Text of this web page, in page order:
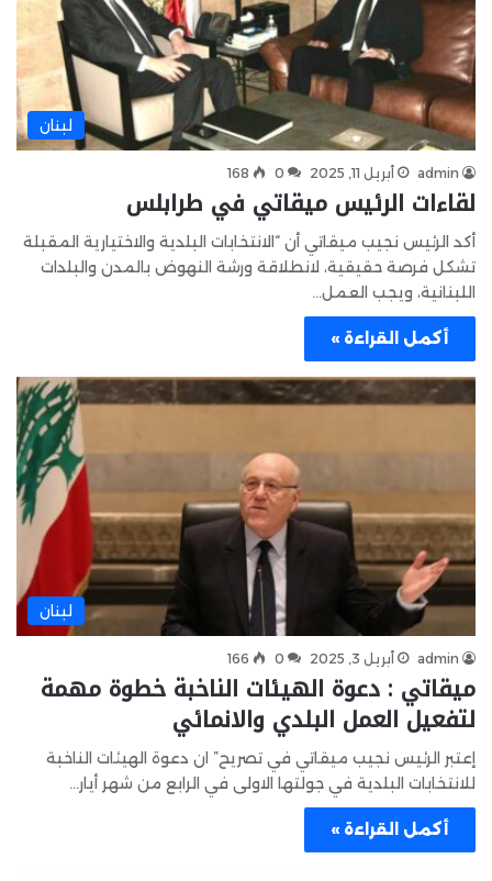
لبنان
admin أبريل 11, 2025 0
168
لقاءات الرئيس ميقاتي في طرابلس
أكد الرئيس نجيب ميقاتي أن “الانتخابات البلدية والاختيارية المقبلة
تشكل فرصة حقيقية، لانطلاقة ورشة النهوض بالمدن والبلدات
اللبنانية، ويجب العمل…
أكمل القراءة »
لبنان
admin أبريل 3, 2025 0
166
ميقاتي : دعوة الهيئات الناخبة خطوة مهمة
لتفعيل العمل البلدي والانمائي
إعتبر الرئيس نجيب ميقاتي في تصريح” ان دعوة الهيئات الناخبة
للانتخابات البلدية في جولتها الاولى في الرابع من شهر أيار…
أكمل القراءة »